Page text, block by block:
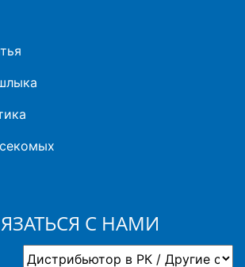
С НАМИ